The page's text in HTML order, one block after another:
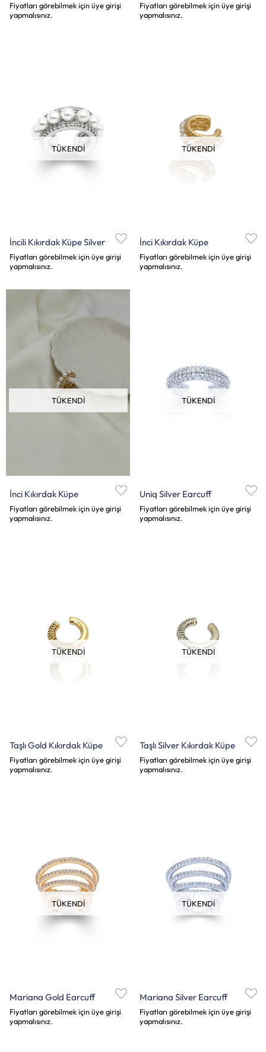
Fiyatları görebilmek için üye girişi
yapmalısınız.
Fiyatları görebilmek için üye girişi
yapmalısınız.
TÜKENDI
İncili Kıkırdak Küpe Silver
Fiyatları görebilmek için üye girişi
yapmalısınız.
TÜKENDI
İnci Kıkırdak Küpe
Fiyatları görebilmek için üye girişi
yapmalısınız.
TÜKENDI
İnci Kıkırdak Küpe
Fiyatları görebilmek için üye girişi
yapmalısınız.
TÜKENDI
Uniq Silver Earcuff
Fiyatları görebilmek için üye girişi
yapmalısınız.
TÜKENDI
Taşlı Gold Kıkırdak Küpe
Fiyatları görebilmek için üye girişi
yapmalısınız.
TÜKENDI
Taşlı Silver Kıkırdak Küpe
Fiyatları görebilmek için üye girişi
yapmalısınız.
TÜKENDI
Mariana Gold Earcuff
Fiyatları görebilmek için üye girişi
yapmalısınız.
TÜKENDI
Mariana Silver Earcuff
Fiyatları görebilmek için üye girişi
yapmalısınız.